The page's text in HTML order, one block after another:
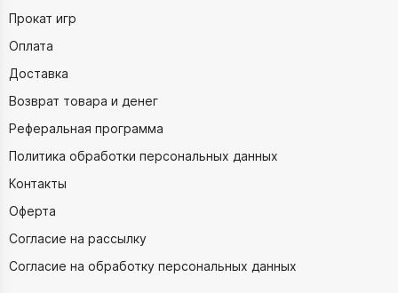
Прокат игр
Оплата
Доставка
Возврат товара и денег
Реферальная программа
Политика обработки персональных данных
Контакты
Оферта
Согласие на рассылку
Согласие на обработку персональных данных